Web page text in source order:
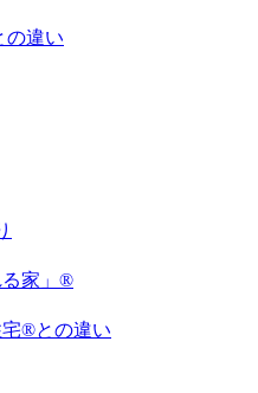
の違い
る家」®
®との違い